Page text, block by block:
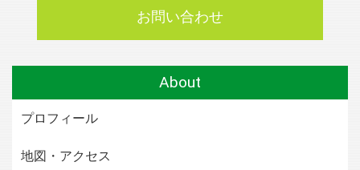
お問い合わせ
About
プロフィール
地図・アクセス